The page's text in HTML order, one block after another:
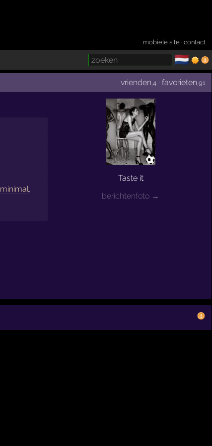
mobiele site ·contact
🇳🇱
vrienden ,4 ·favorieten ,91
Taste it
berichtenfoto →
minimal,